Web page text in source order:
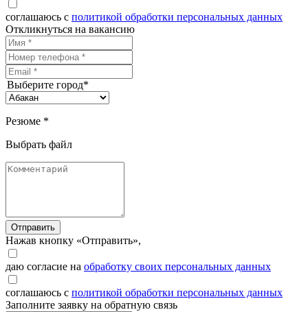
соглашаюсь с политикой обработки персональных данных
Откликнуться на вакансию
Выберите город*
Резюме *
Выбрать файл
Отправить
Нажав кнопку «Отправить»,
даю согласие на обработку своих персональных данных
соглашаюсь с политикой обработки персональных данных
Заполните заявку на обратную связь